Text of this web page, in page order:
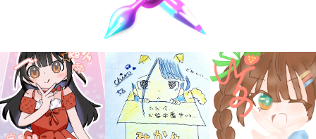
大人気
シリーズに
出会える